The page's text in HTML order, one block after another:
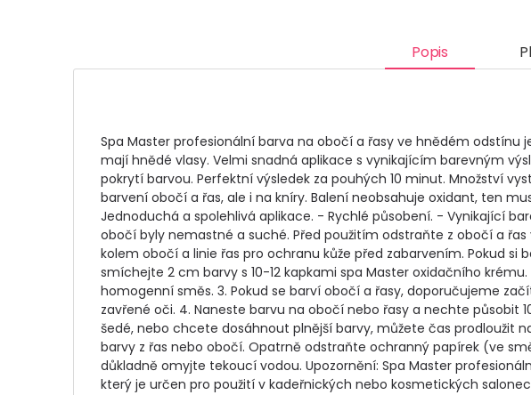
Popis
Spa Master profesionální barva na obočí a řasy ve hnědém
mají hnědé vlasy. Velmi snadná aplikace s vynikajícím barevným
pokrytí barvou. Perfektní výsledek za pouhých 10 minut. Množství
barvení obočí a řas, ale i na kníry. Balení neobsahuje oxidant, ten
Jednoduchá a spolehlivá aplikace. - Rychlé působení. - Vynikající
obočí byly nemastné a suché. Před použitím odstraňte z obočí a
kolem obočí a linie řas pro ochranu kůže před zabarvením. Pokud
smíchejte 2 cm barvy s 10-12 kapkami spa Master oxidačního
homogenní směs. 3. Pokud se barví obočí a řasy, doporučujeme
zavřené oči. 4. Naneste barvu na obočí nebo řasy a nechte působit
šedé, nebo chcete dosáhnout plnější barvy, můžete čas prodloužit
barvy z řas nebo obočí. Opatrně odstraňte ochranný papírek (ve
důkladně omyjte tekoucí vodou. Upozornění: Spa Master
který je určen pro použití v kadeřnických nebo kosmetických